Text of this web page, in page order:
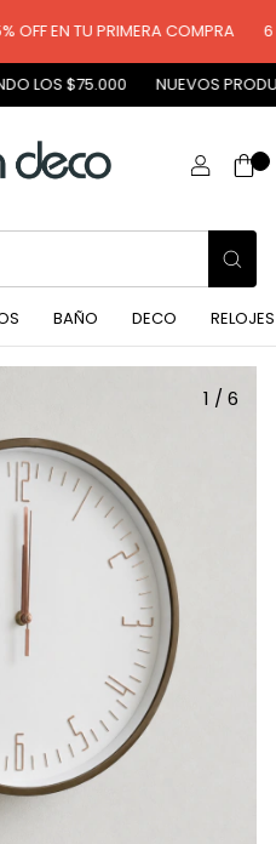
OFF EN TU PRIMERA COMPRA 6
LOS $75.000 NUEVOS
BAÑO DECO RELOJES
1 / 6